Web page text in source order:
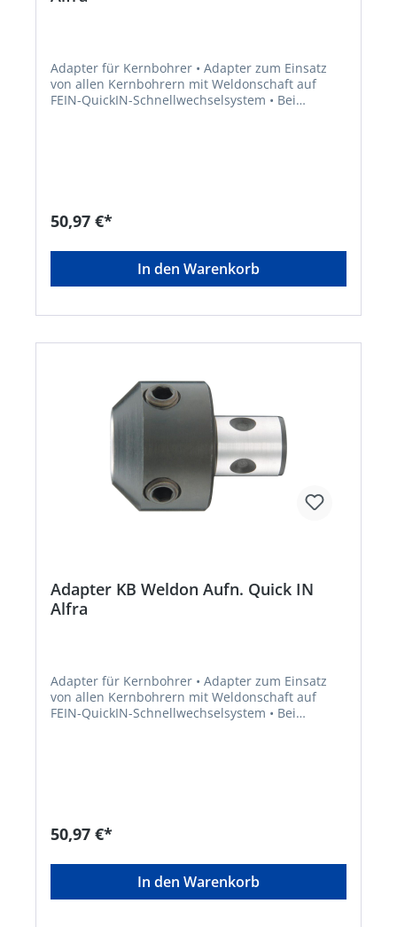
Adapter für Kernbohrer • Adapter zum Einsatz
von allen Kernbohrern mit Weldonschaft auf
FEIN-QuickIN-Schnellwechselsystem • Bei
50,97 €*
In den Warenkorb
Adapter KB Weldon Aufn. Quick IN
Alfra
Adapter für Kernbohrer • Adapter zum Einsatz
von allen Kernbohrern mit Weldonschaft auf
FEIN-QuickIN-Schnellwechselsystem • Bei
50,97 €*
In den Warenkorb